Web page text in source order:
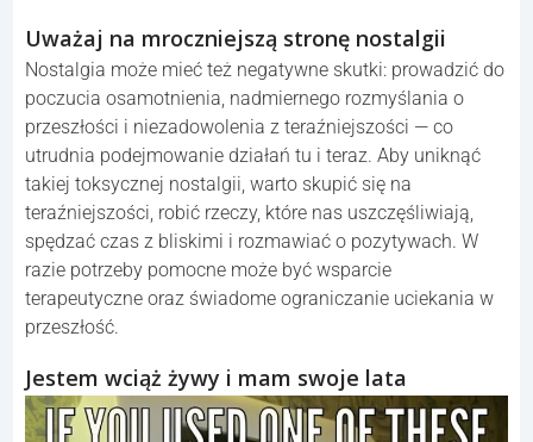
Uważaj na mroczniejszą stronę nostalgii
Nostalgia może mieć też negatywne skutki: prowadzić do
poczucia osamotnienia, nadmiernego rozmyślania o
przeszłości i niezadowolenia z teraźniejszości — co
utrudnia podejmowanie działań tu i teraz. Aby uniknąć
takiej toksycznej nostalgii, warto skupić się na
teraźniejszości, robić rzeczy, które nas uszczęśliwiają,
spędzać czas z bliskimi i rozmawiać o pozytywach. W
razie potrzeby pomocne może być wsparcie
terapeutyczne oraz świadome ograniczanie uciekania w
przeszłość.
Jestem wciąż żywy i mam swoje lata